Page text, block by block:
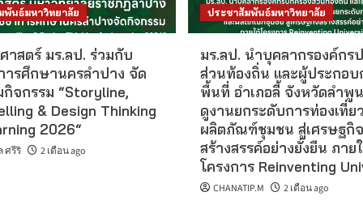
พันธ์มหาวิทยาลัย
าสตร์ มร.ลป. ร่วมกับ
ารศึกษานครลำปาง จัด
จกรรม “Storyline,
& Design Thinking
2026“
ศรีริ 2 เดือน ago
ประชาสัมพันธ์มหาวิทยาลัย
มร.ลป. นำบุคลากรองค์กร
ส่วนท้องถิ่น และผู้ประกอบ
พื้นที่ อำเภอลี้ จังหวัดลำพู
ดูงานยกระดับการท่องเที่ย
ผลิตภัณฑ์ชุมชน สู่เศรษฐกิจ
สร้างสรรค์อย่างยั่งยืน ภาย
โครงการ Reinventing
CHANATIP.M 2 เดือน ago